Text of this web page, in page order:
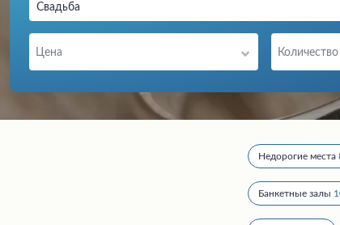
+7 (909) 069-16-43
Свадьба
Цена Количество
Недорогие места
Банкетные залы